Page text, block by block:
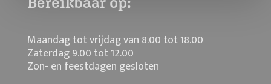
Maandag tot vrijdag van 8.00 tot 18.00
Zaterdag 9.00 tot 12.00
Zon- en feestdagen gesloten